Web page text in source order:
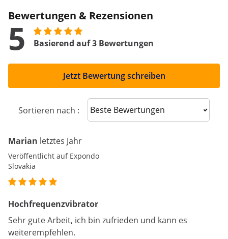
Bewertungen & Rezensionen
5 Basierend auf 3 Bewertungen
Jetzt Bewertung schreiben
Sortieren nach : Sort reviews
Marian letztes Jahr
Veröffentlicht auf Expondo
Slovakia
Hochfrequenzvibrator
Sehr gute Arbeit, ich bin zufrieden und kann es
weiterempfehlen.